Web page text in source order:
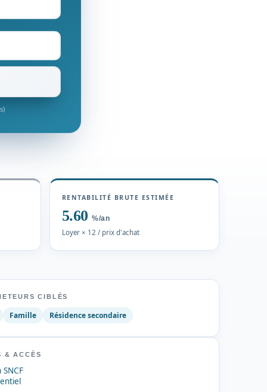
RENTABILITÉ BRUTE ESTIMÉE
5.60 %/an
Loyer × 12 / prix d'achat
CIBLÉS
Famille Résidence secondaire
& ACCÈS